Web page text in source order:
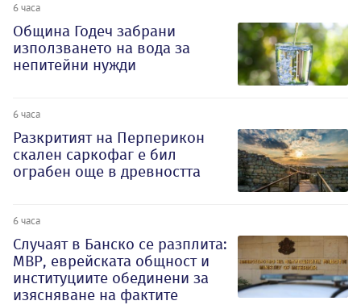
6 часа
Община Годеч забрани
използването на вода за
непитейни нужди
6 часа
Разкритият на Перперикон
скален саркофаг е бил
ограбен още в древността
6 часа
Случаят в Банско се разплита:
МВР, еврейската общност и
институциите обединени за
изясняване на фактите